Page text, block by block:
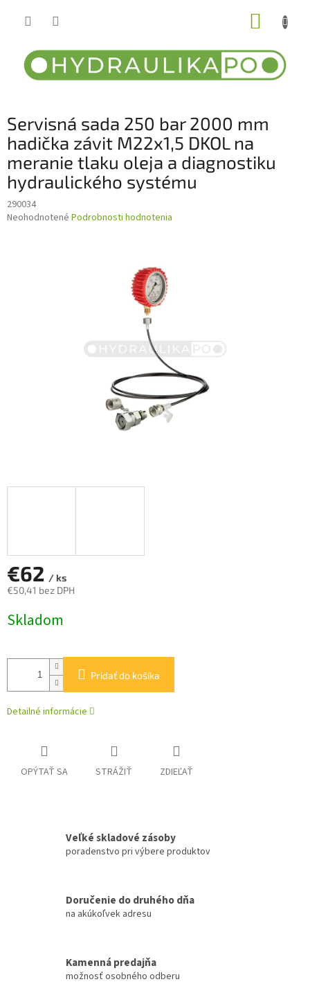
Servisná sada 250 bar 2000 mm
hadička závit M22x1,5 DKOL na
meranie tlaku oleja a diagnostiku
hydraulického systému
290034
Priemerné
Neohodnotené Podrobnosti hodnotenia
€62 / ks
€50,41 bez DPH
cena:
Skladom
Pridať do košíka
Detailné informácie
OPÝTAŤ SA STRÁŽIŤ ZDIEĽAŤ
Veľké skladové zásoby
poradenstvo pri výbere produktov
Doručenie do druhého dňa
na akúkoľvek adresu
Kamenná predajňa
možnosť osobného odberu